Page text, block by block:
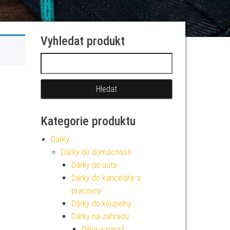
Vyhledat produkt
Kategorie produktu
Dárky
Dárky do domácnosti
Dárky do auta
Dárky do kanceláře a
pracovny
Dárky do koupelny
Dárky na zahradu